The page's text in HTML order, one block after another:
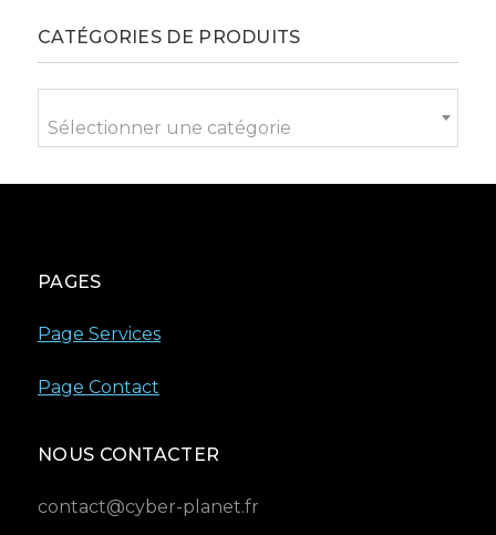
CATÉGORIES DE PRODUITS
Sélectionner une catégorie
PAGES
Page Services
Page Contact
NOUS CONTACTER
contact@cyber-planet.fr